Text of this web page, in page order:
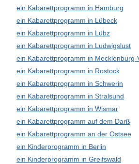
ein Kabarettprogramm in Hamburg
ein Kabarettprogramm in Lübeck
ein Kabarettprogramm in Lübz
ein Kabarettprogramm in Ludwigslust
ein Kabarettprogramm in
ein Kabarettprogramm in Rostock
ein Kabarettprogramm in Schwerin
ein Kabarettprogramm in Stralsund
ein Kabarettprogramm in Wismar
ein Kabarettprogramm auf dem Darß
ein Kabarettprogramm an der Ostsee
ein Kinderprogramm in Berlin
ein Kinderprogramm in Greifswald